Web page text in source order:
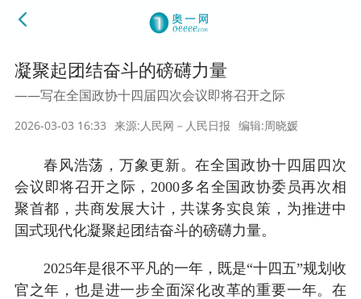
凝聚起团结奋斗的磅礴力量
——写在全国政协十四届四次会议即将召开之际
2026-03-03 16:33 来源:人民网－人民日报 编辑:周晓媛
春风浩荡，万象更新。在全国政协十四届四次
会议即将召开之际，2000多名全国政协委员再次相
聚首都，共商发展大计，共谋务实良策，为推进中
国式现代化凝聚起团结奋斗的磅礴力量。
2025年是很不平凡的一年，既是“十四五”规划收
官之年，也是进一步全面深化改革的重要一年。在